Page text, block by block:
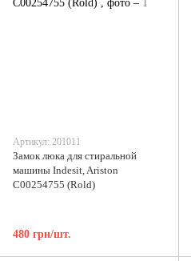
Артикул: 201011
Замок люка для стиральной
машины Indesit, Ariston
C00254755 (Rold)
480 грн/шт.